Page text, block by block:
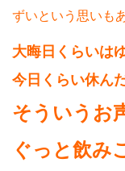
ずいという思いも
大晦日くらいは
今日くらい休ん
そういうお
ぐっと飲み